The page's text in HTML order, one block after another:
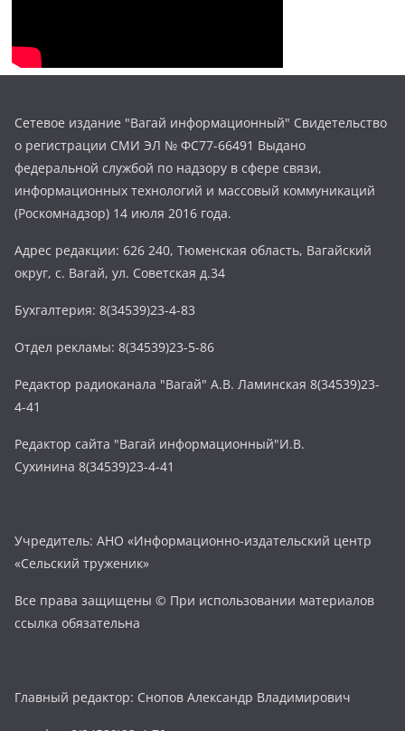
Сетевое издание "Вагай информационный" Свидетельство
о регистрации СМИ ЭЛ № ФС77-66491 Выдано
федеральной службой по надзору в сфере связи,
информационных технологий и массовый коммуникаций
(Роскомнадзор) 14 июля 2016 года.
Адрес редакции: 626 240, Тюменская область, Вагайский
округ, с. Вагай, ул. Советская д.34
Бухгалтерия: 8(34539)23-4-83
Отдел рекламы: 8(34539)23-5-86
Редактор радиоканала "Вагай" А.В. Ламинская 8(34539)23-
4-41
Редактор сайта "Вагай информационный"И.В.
Сухинина 8(34539)23-4-41
Учредитель: АНО «Информационно-издательский центр
«Сельский труженик»
Все права защищены © При использовании материалов
ссылка обязательна
Главный редактор: Снопов Александр Владимирович